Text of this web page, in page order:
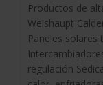
Productos de
Weishaupt
Paneles solares
regulación